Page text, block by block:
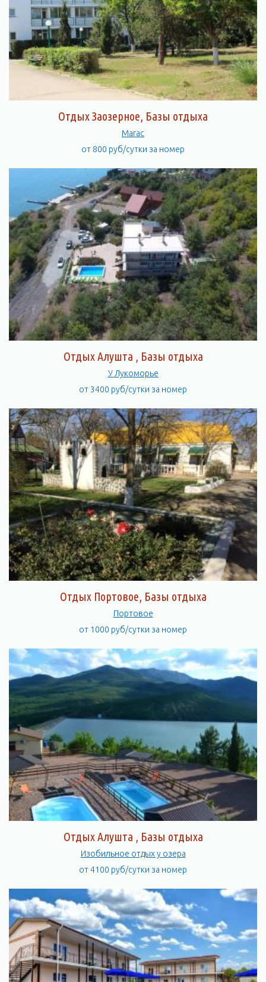
Отдых Заозерное, Базы отдыха
Магас
от 800 руб/сутки за номер
Отдых Алушта , Базы отдыха
У Лукоморье
от 3400 руб/сутки за номер
Отдых Портовое, Базы отдыха
Портовое
от 1000 руб/сутки за номер
Отдых Алушта , Базы отдыха
Изобильное отдых у озера
от 4100 руб/сутки за номер